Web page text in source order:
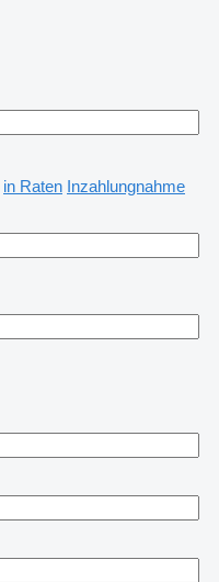
in Raten Inzahlungnahme